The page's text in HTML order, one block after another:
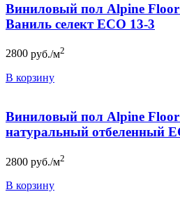
Виниловый пол Alpine
Ваниль селект ЕСО 13-3
2800 руб./м2
В корзину
Виниловый пол Alpine
натуральный отбеленный
2800 руб./м2
В корзину